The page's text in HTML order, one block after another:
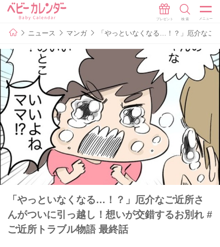
ニュース マンガ 「やっといなくなる…！？」厄介なご
「やっといなくなる…！？」厄介なご近所さ
んがついに引っ越し！想いが交錯するお別れ #
ご近所トラブル物語 最終話